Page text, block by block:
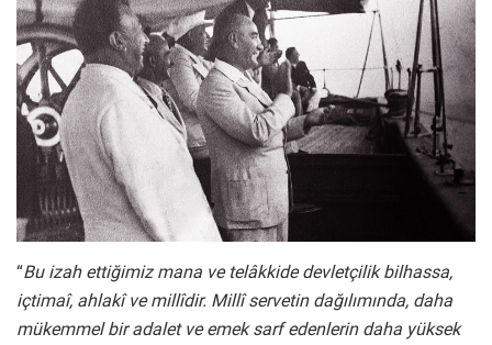
“Bu izah ettiğimiz mana ve telâkkide devletçilik bilhassa,
içtimaî, ahlakî ve millîdir. Millî servetin dağılımında, daha
mükemmel bir adalet ve emek sarf edenlerin daha yüksek